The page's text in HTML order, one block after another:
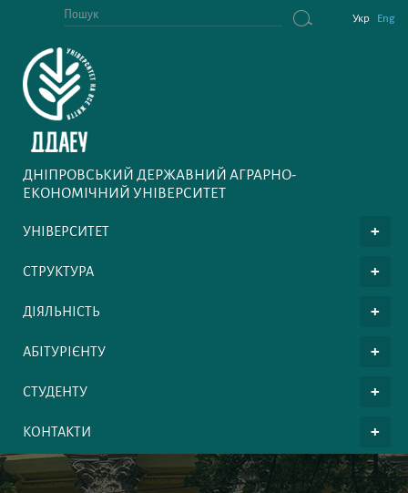
Укр Eng
ДНІПРОВСЬКИЙ ДЕРЖАВНИЙ АГРАРНО-
ЕКОНОМІЧНИЙ УНІВЕРСИТЕТ
УНІВЕРСИТЕТ
СТРУКТУРА
ДІЯЛЬНІСТЬ
АБІТУРІЄНТУ
СТУДЕНТУ
КОНТАКТИ